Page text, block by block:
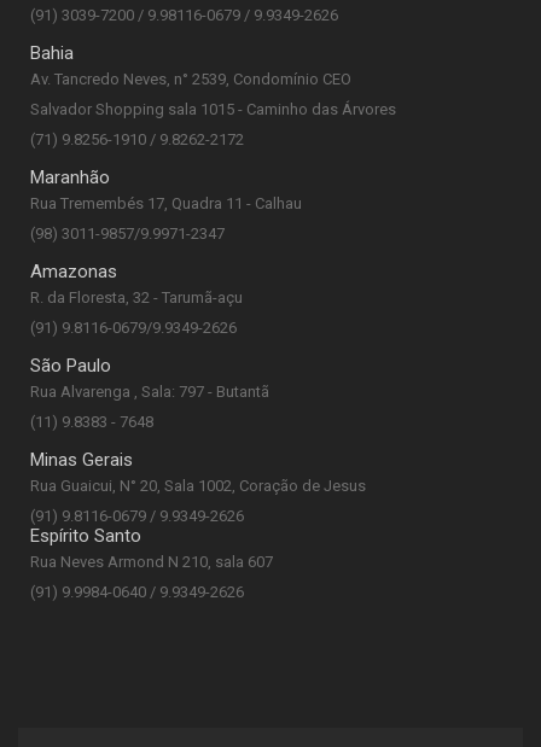
(91) 3039-7200 / 9.98116-0679 / 9.9349-2626
Bahia
Av. Tancredo Neves, n° 2539, Condomínio CEO
Salvador Shopping sala 1015 - Caminho das Árvores
(71) 9.8256-1910 / 9.8262-2172
Maranhão
Rua Tremembés 17, Quadra 11 - Calhau
(98) 3011-9857/9.9971-2347
Amazonas
R. da Floresta, 32 - Tarumã-açu
(91) 9.8116-0679/9.9349-2626
São Paulo
Rua Alvarenga , Sala: 797 - Butantã
(11) 9.8383 - 7648
Minas Gerais
Rua Guaicui, N° 20, Sala 1002, Coração de Jesus
(91) 9.8116-0679 / 9.9349-2626
Espírito Santo
Rua Neves Armond N 210, sala 607
(91) 9.9984-0640 / 9.9349-2626